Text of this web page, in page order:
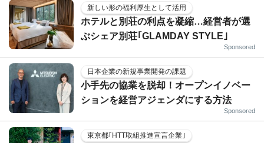
新しい形の福利厚生として活用
ホテルと別荘の利点を凝縮…経営者が選
ぶシェア別荘｢GLAMDAY STYLE｣
Sponsored
日本企業の新規事業開発の課題
小手先の協業を脱却！オープンイノベー
ションを経営アジェンダにする方法
Sponsored
東京都｢HTT取組推進宣言企業｣